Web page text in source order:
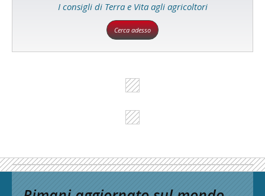
I consigli di Terra e Vita agli agricoltori
Cerca adesso